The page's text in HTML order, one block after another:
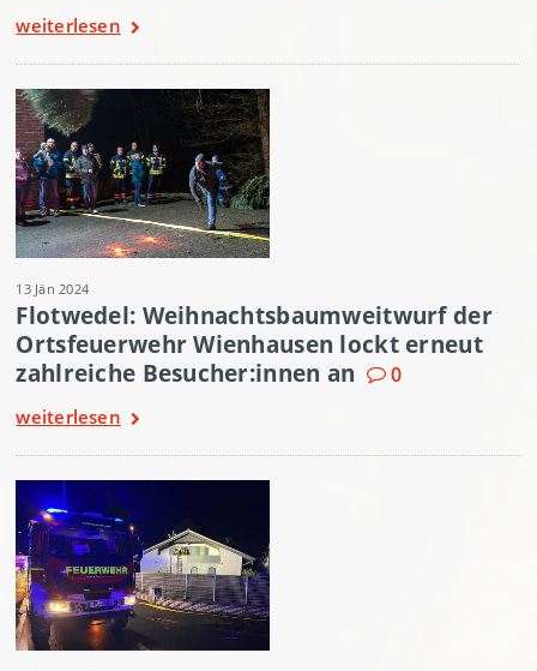
weiterlesen
13 Jän 2024
Flotwedel: Weihnachtsbaumweitwurf der
Ortsfeuerwehr Wienhausen lockt erneut
zahlreiche Besucher:innen an
0
weiterlesen